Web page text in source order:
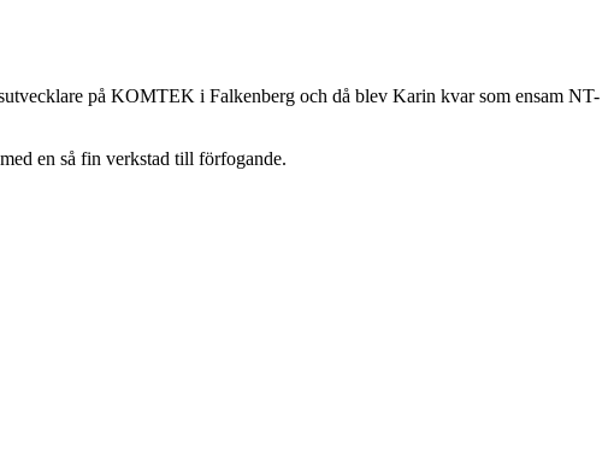
på KOMTEK i Falkenberg och då blev Karin kvar som ensam NT-
en så fin verkstad till förfogande.